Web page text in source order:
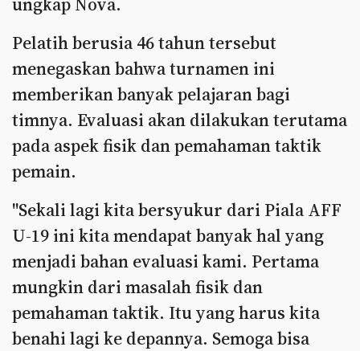
Pelatih berusia 46 tahun tersebut
menegaskan bahwa turnamen ini
memberikan banyak pelajaran bagi
timnya. Evaluasi akan dilakukan terutama
pada aspek fisik dan pemahaman taktik
pemain.
"Sekali lagi kita bersyukur dari Piala AFF
U-19 ini kita mendapat banyak hal yang
menjadi bahan evaluasi kami. Pertama
mungkin dari masalah fisik dan
pemahaman taktik. Itu yang harus kita
benahi lagi ke depannya. Semoga bisa